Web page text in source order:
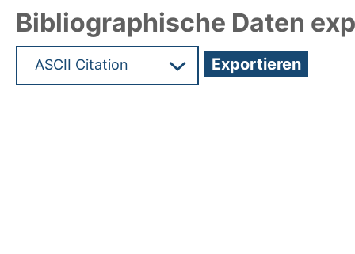
Bibliographische Daten